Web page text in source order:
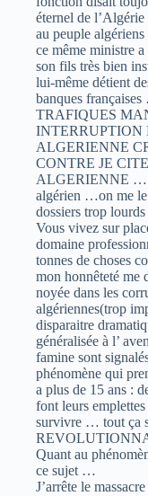
éternel de l’Algérie
au peuple
ce même ministre
son fils très bien
lui-même détient
banques
TRAFIQUES
INTERRUPTION
ALGERIENNE
CONTRE JE
ALGERIENNE ….
algérien …on me le
dossiers trop
Vous vivez sur
domaine
tonnes de choses
mon honnêteté me
noyée dans les
algériennes(trop
disparaitre
généralisée à l’
famine sont
phénomène qui
a plus de 15 ans :
font leurs
survivre … tout ça
Quant au
ce sujet …
J’arrête le massacre